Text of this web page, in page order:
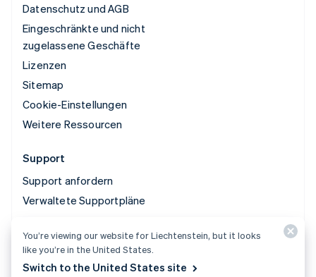
Datenschutz und AGB
Eingeschränkte und nicht
zugelassene Geschäfte
Lizenzen
Sitemap
Cookie-Einstellungen
Weitere Ressourcen
Support
Support anfordern
Verwaltete Supportpläne
© 2026 Stripe, LLC
You’re viewing our website for Liechtenstein, but it looks
like you’re in the United States.
Switch to the United States site